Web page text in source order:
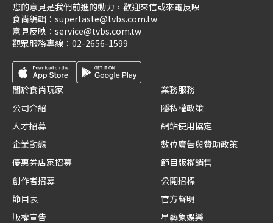
您的意見是我們前進的動力，歡迎來信或來電反映
食尚編輯： supertaste@tvbs.com.tw
意見反映： service@tvbs.com.tw
觀眾服務專線： 02-2656-1599
關於食尚玩家
公司介紹
人才招募
企業動態
優惠券店家招募
創作者招募
節目表
版權宣告
業務服務
隱私權政策
網站使用協定
數位廣告與贊助政策
節目版權銷售
公開招標
官方聲明
星藝象娛樂